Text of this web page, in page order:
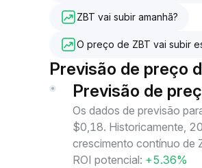
ZBT vai subir amanhã?
O preço de ZBT vai subir
Previsão de preço
Previsão de
Os dados de previsão
$0,18. Historicamente,
crescimento contínuo de
ROI potencial: +5.36%